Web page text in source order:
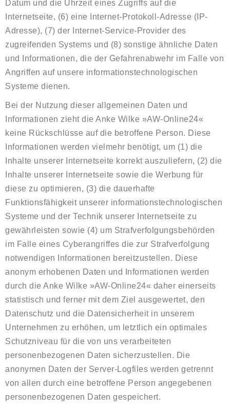
Datum und die Uhrzeit eines Zugriffs auf die
Internetseite, (6) eine Internet-Protokoll-Adresse (IP-
Adresse), (7) der Internet-Service-Provider des
zugreifenden Systems und (8) sonstige ähnliche Daten
und Informationen, die der Gefahrenabwehr im Falle von
Angriffen auf unsere informationstechnologischen
Systeme dienen.
Bei der Nutzung dieser allgemeinen Daten und
Informationen zieht die Anke Wilke »AW-Online24«
keine Rückschlüsse auf die betroffene Person. Diese
Informationen werden vielmehr benötigt, um (1) die
Inhalte unserer Internetseite korrekt auszuliefern, (2) die
Inhalte unserer Internetseite sowie die Werbung für
diese zu optimieren, (3) die dauerhafte
Funktionsfähigkeit unserer informationstechnologischen
Systeme und der Technik unserer Internetseite zu
gewährleisten sowie (4) um Strafverfolgungsbehörden
im Falle eines Cyberangriffes die zur Strafverfolgung
notwendigen Informationen bereitzustellen. Diese
anonym erhobenen Daten und Informationen werden
durch die Anke Wilke »AW-Online24« daher einerseits
statistisch und ferner mit dem Ziel ausgewertet, den
Datenschutz und die Datensicherheit in unserem
Unternehmen zu erhöhen, um letztlich ein optimales
Schutzniveau für die von uns verarbeiteten
personenbezogenen Daten sicherzustellen. Die
anonymen Daten der Server-Logfiles werden getrennt
von allen durch eine betroffene Person angegebenen
personenbezogenen Daten gespeichert.